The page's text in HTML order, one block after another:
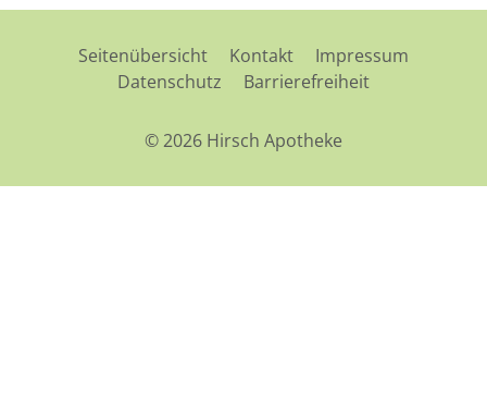
Seitenübersicht Kontakt
Impressum
Datenschutz
Barrierefreiheit
© 2026 Hirsch Apotheke